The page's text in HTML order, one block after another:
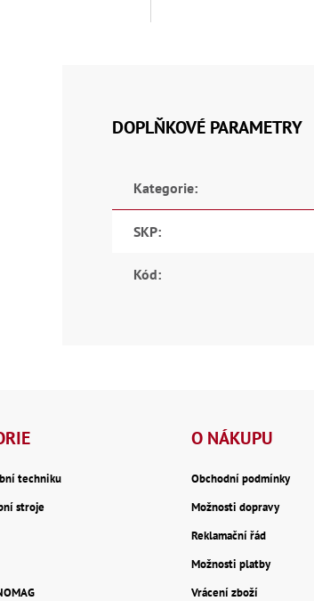
DOPLŇKOVÉ PARAMETRY
Kategorie:
SKP:
Kód:
techniku
stroje
O NÁKUPU
Obchodní podmínky
Možnosti dopravy
Reklamační řád
Možnosti platby
Vrácení zboží